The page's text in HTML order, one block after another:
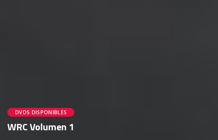
DVDS DISPONIBLES
WRC Volumen 1